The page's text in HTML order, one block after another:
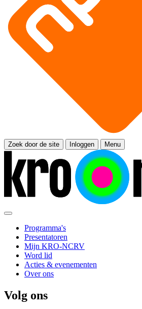
Zoek door de site Inloggen Menu
Programma's
Presentatoren
Mijn KRO-NCRV
Word lid
Acties & evenementen
Over ons
Volg ons